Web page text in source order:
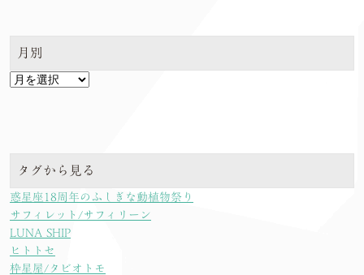
月別
月
タグから見る
惑星座18周年のふしぎな動植物祭り
サフィレット/サフィリーン
LUNA SHIP
ヒトトセ
枠星屋/タビオトモ